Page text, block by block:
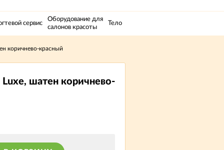
сервис
Оборудование для
салонов красоты
Тело
коричнево-красный
шатен коричнево-